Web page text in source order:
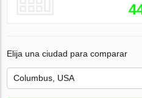
Elija una ciudad para comparar